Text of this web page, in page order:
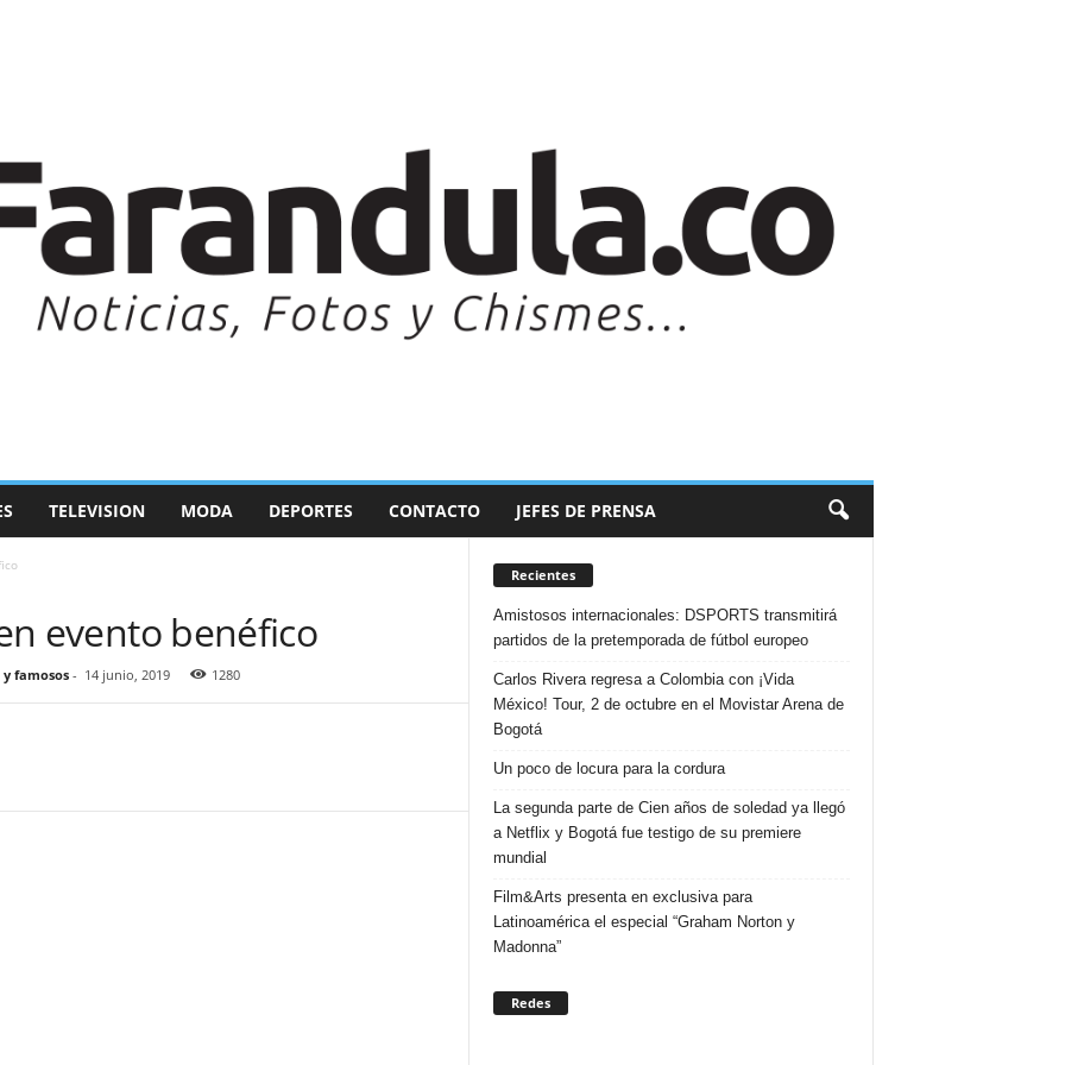
TELEVISION MODA DEPORTES CONTACTO JEFES DE PRENSA
evento benéfico
famosos- 14 junio, 2019 1280
Recientes
Amistosos internacionales: DSPORTS transmitirá
partidos de la pretemporada de fútbol europeo
Carlos Rivera regresa a Colombia con ¡Vida
México! Tour, 2 de octubre en el Movistar Arena de
Bogotá
Un poco de locura para la cordura
La segunda parte de Cien años de soledad ya llegó
a Netflix y Bogotá fue testigo de su premiere
mundial
Film&Arts presenta en exclusiva para
Latinoamérica el especial “Graham Norton y
Madonna”
Redes